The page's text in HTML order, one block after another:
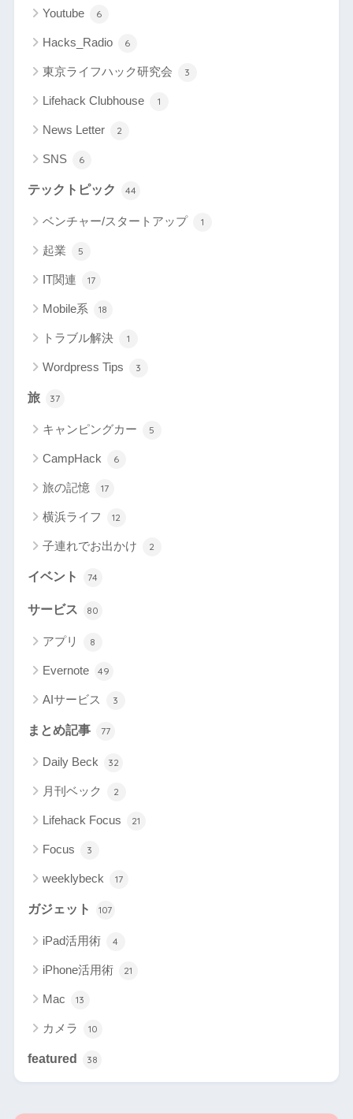
Youtube 6
Hacks_Radio 6
東京ライフハック研究会 3
Lifehack Clubhouse 1
News Letter 2
SNS 6
テックトピック 44
ベンチャー/スタートアップ 1
起業 5
IT関連 17
Mobile系 18
トラブル解決 1
Wordpress Tips 3
旅 37
キャンピングカー 5
CampHack 6
旅の記憶 17
横浜ライフ 12
子連れでお出かけ 2
イベント 74
サービス 80
アプリ 8
Evernote 49
AIサービス 3
まとめ記事 77
Daily Beck 32
月刊ベック 2
Lifehack Focus 21
Focus 3
weeklybeck 17
ガジェット 107
iPad活用術 4
iPhone活用術 21
Mac 13
カメラ 10
featured 38